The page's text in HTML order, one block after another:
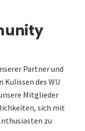
Partner und
des WU
Mitglieder
sich mit
zu